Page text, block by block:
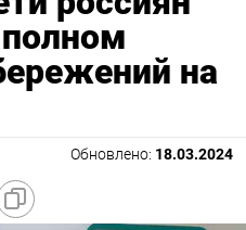
на
Обновлено: 18.03.2024